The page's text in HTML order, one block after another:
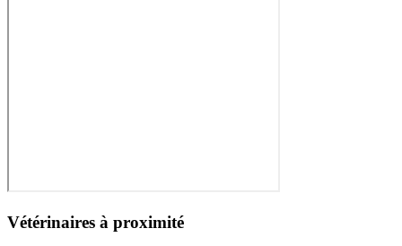
Vétérinaires à proximité